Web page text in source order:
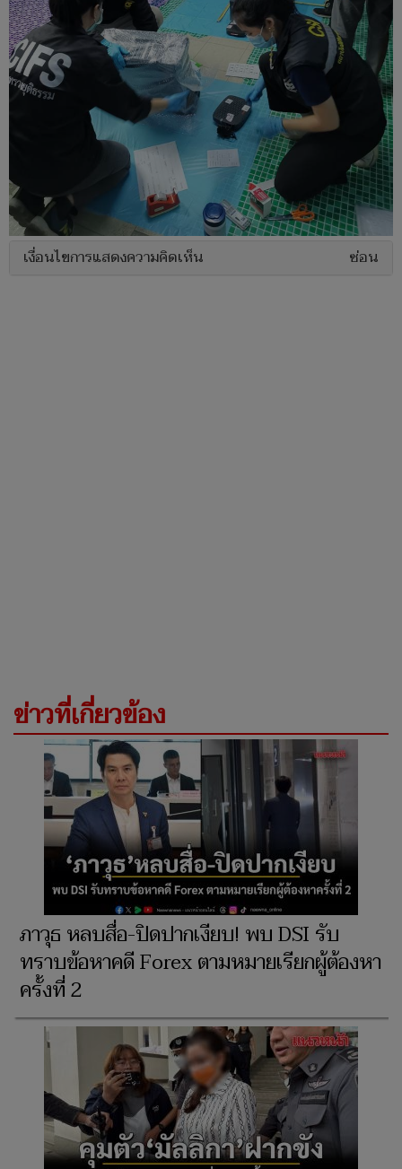
เงื่อนไขการแสดงความคิดเห็น ซ่อน
ข่าวที่เกี่ยวข้อง
ภาวุธ หลบสื่อ-ปิดปากเงียบ! พบ DSI รับ
ทราบข้อหาคดี Forex ตามหมายเรียกผู้ต้องหา
ครั้งที่ 2